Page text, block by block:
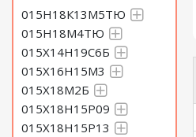
015Н18К13М5ТЮ
015Н18М4ТЮ
015Х14Н19С6Б
015Х16Н15М3
015Х18М2Б
015Х18Н15Р09
015Х18Н15Р13